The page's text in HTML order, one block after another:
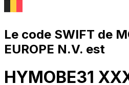
Le code SWIFT de
EUROPE N.V. est
HYMOBE31